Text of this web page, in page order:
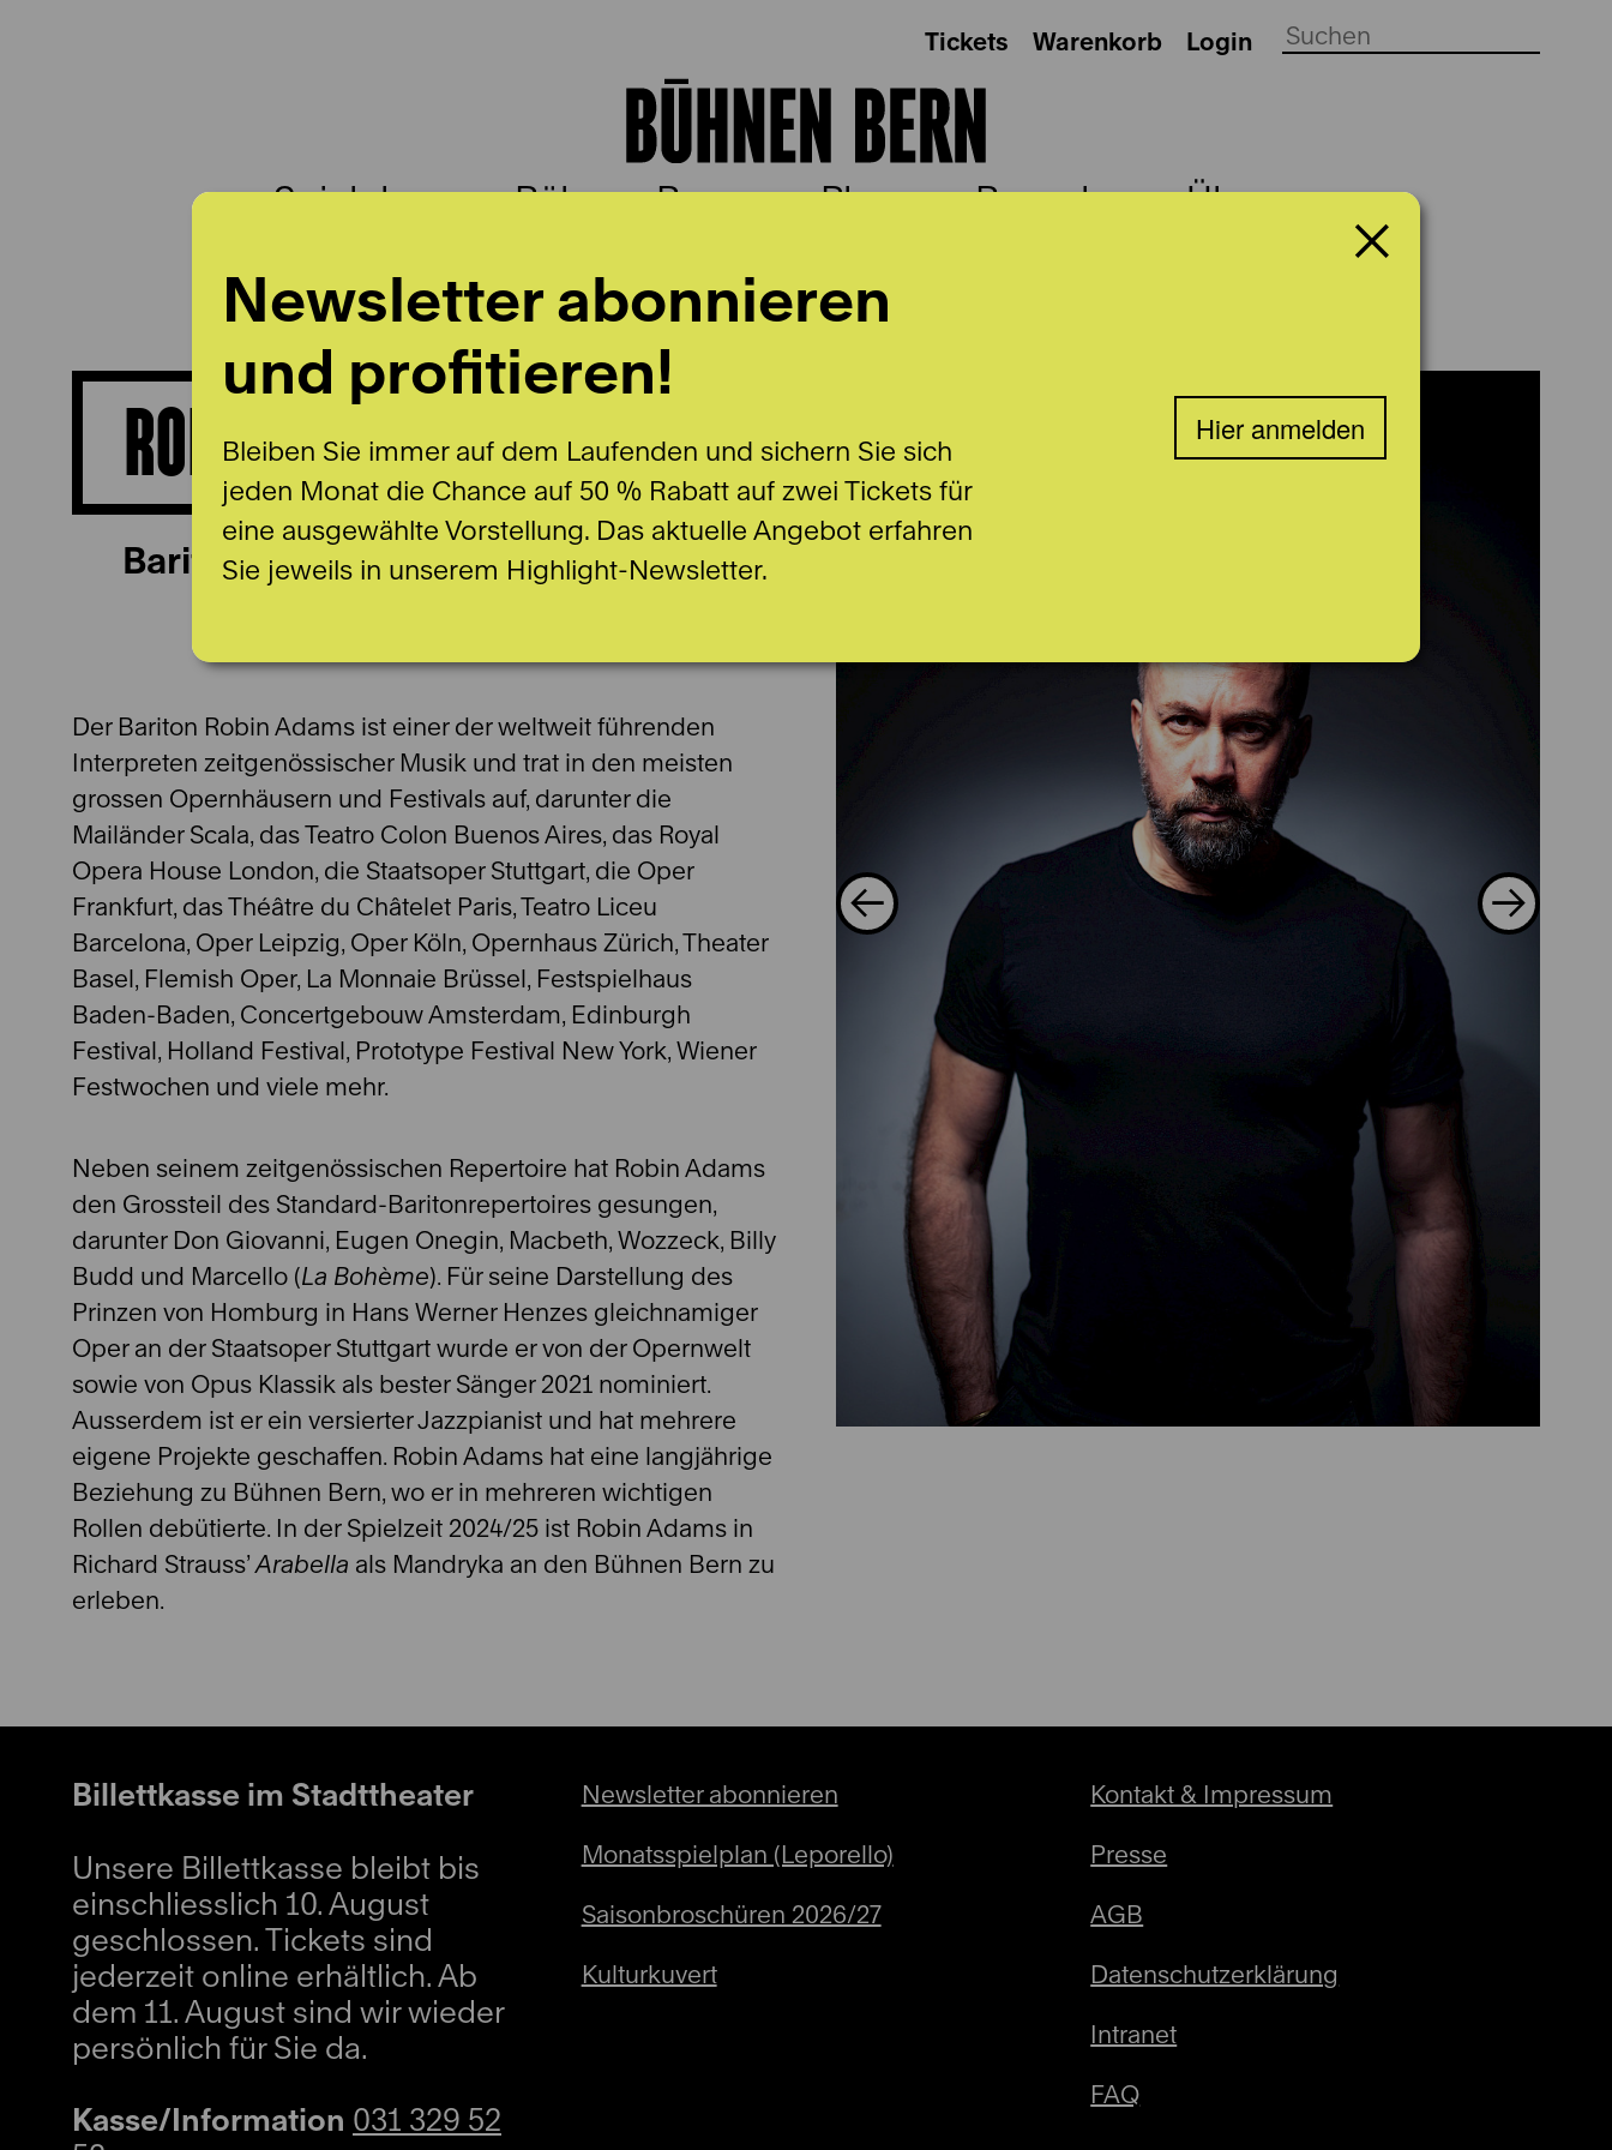
Tickets Warenkorb Login
Spielplan Bühnen Bern Plus Besuch Über uns
ROBIN ADAMS
Bariton
Der Bariton Robin Adams ist einer der weltweit führenden
Interpreten zeitgenössischer Musik und trat in den meisten
grossen Opernhäusern und Festivals auf, darunter die
Mailänder Scala, das Teatro Colon Buenos Aires, das Royal
Opera House London, die Staatsoper Stuttgart, die Oper
Frankfurt, das Théâtre du Châtelet Paris, Teatro Liceu
Barcelona, Oper Leipzig, Oper Köln, Opernhaus Zürich, Theater
Basel, Flemish Oper, La Monnaie Brüssel, Festspielhaus
Baden-Baden, Concertgebouw Amsterdam, Edinburgh
Festival, Holland Festival, Prototype Festival New York, Wiener
Festwochen und viele mehr.
Neben seinem zeitgenössischen Repertoire hat Robin Adams
den Grossteil des Standard-Baritonrepertoires gesungen,
darunter Don Giovanni, Eugen Onegin, Macbeth, Wozzeck, Billy
Budd und Marcello (La Bohème). Für seine Darstellung des
Prinzen von Homburg in Hans Werner Henzes gleichnamiger
Oper an der Staatsoper Stuttgart wurde er von der Opernwelt
sowie von Opus Klassik als bester Sänger 2021 nominiert.
Ausserdem ist er ein versierter Jazzpianist und hat mehrere
eigene Projekte geschaffen. Robin Adams hat eine langjährige
Beziehung zu Bühnen Bern, wo er in mehreren wichtigen
Rollen debütierte. In der Spielzeit 2024/25 ist Robin Adams in
Richard Strauss’ Arabella als Mandryka an den Bühnen Bern zu
erleben.
Billettkasse im Stadttheater
Unsere Billettkasse bleibt bis
einschliesslich 10. August
geschlossen. Tickets sind
jederzeit online erhältlich. Ab
dem 11. August sind wir wieder
persönlich für Sie da.
Kasse/Information 031 329 52
Newsletter abonnieren
Monatsspielplan (Leporello)
Saisonbroschüren 2026/27
Kulturkuvert
Kontakt & Impressum
Presse
AGB
Datenschutzerklärung
Intranet
FAQ
Newsletter abonnieren
und profitieren!
Bleiben Sie immer auf dem Laufenden und sichern Sie sich
jeden Monat die Chance auf 50 % Rabatt auf zwei Tickets für
eine ausgewählte Vorstellung. Das aktuelle Angebot erfahren
Sie jeweils in unserem Highlight-Newsletter.
Hier anmelden